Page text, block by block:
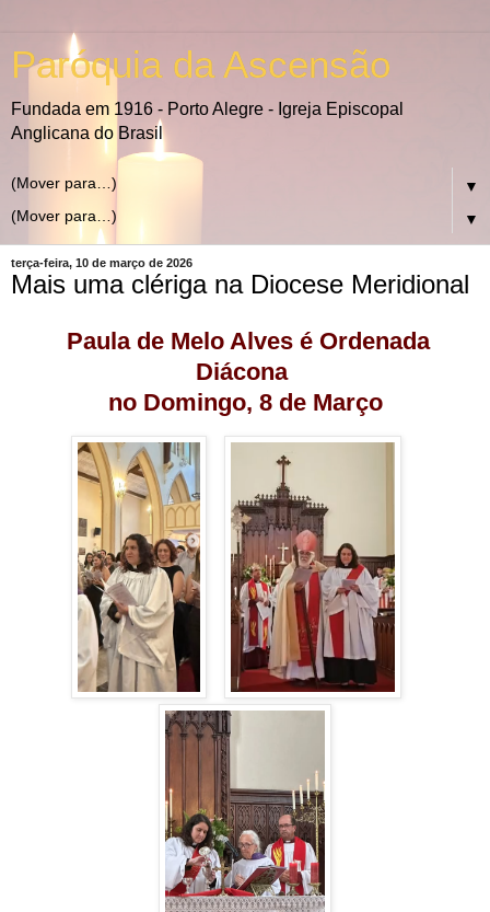
Paróquia da Ascensão
Fundada em 1916 - Porto Alegre - Igreja Episcopal
Anglicana do Brasil
▼
▼
terça-feira, 10 de março de 2026
Mais uma clériga na Diocese Meridional
Paula de Melo Alves é Ordenada
Diácona
no Domingo, 8 de Março